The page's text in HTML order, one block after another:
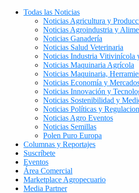
Todas las Noticias
Noticias Agricultura y
Noticias Agroindustria y
Noticias Ganadería
Noticias Salud Veterinaria
Noticias Industria Vitivinícola
Noticias Maquinaria Agrícola
Noticias Maquinaria,
Noticias Economía y
Noticias Innovación y
Noticias Sostenibilidad y
Noticias Políticas y
Noticias Agro Eventos
Noticias Semillas
Polen Puro Europa
Columnas y Reportajes
Suscríbete
Eventos
Área Comercial
Marketplace Agropecuario
Media Partner